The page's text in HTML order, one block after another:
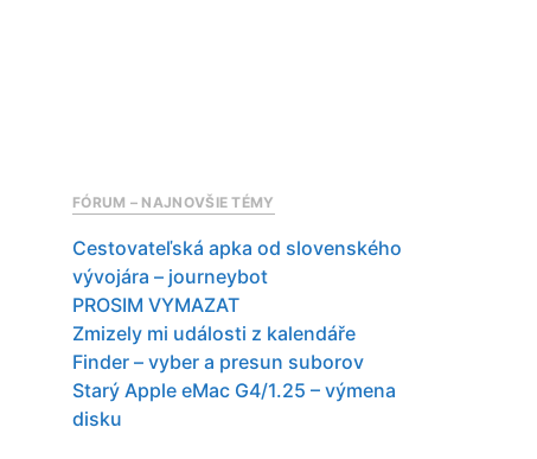
FÓRUM – NAJNOVŠIE TÉMY
Cestovateľská apka od slovenského
vývojára – journeybot
PROSIM VYMAZAT
Zmizely mi události z kalendáře
Finder – vyber a presun suborov
Starý Apple eMac G4/1.25 – výmena
disku